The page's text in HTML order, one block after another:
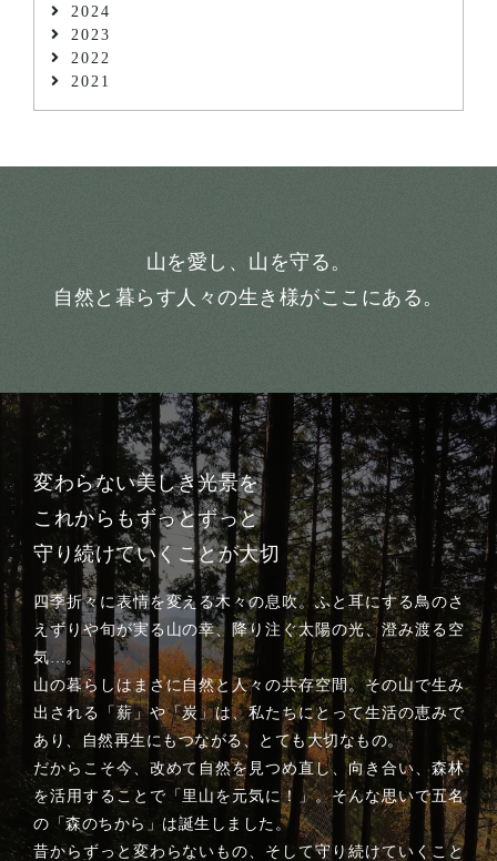
2024
2023
2022
2021
山を愛し、山を守る。
自然と暮らす人々の生き様がここにある。
変わらない美しき光景を
これからもずっとずっと
守り続けていくことが大切
四季折々に表情を変える木々の息吹。ふと耳にする鳥のさ
えずりや旬が実る山の幸、降り注ぐ太陽の光、澄み渡る空
気…。
山の暮らしはまさに自然と人々の共存空間。その山で生み
出される「薪」や「炭」は、私たちにとって生活の恵みで
あり、自然再生にもつながる、とても大切なもの。
だからこそ今、改めて自然を見つめ直し、向き合い、森林
を活用することで「里山を元気に！」。そんな思いで五名
の「森のちから」は誕生しました。
昔からずっと変わらないもの、そして守り続けていくこと